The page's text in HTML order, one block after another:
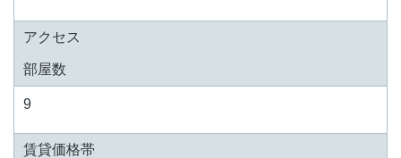
アクセス
部屋数
9
賃貸価格帯